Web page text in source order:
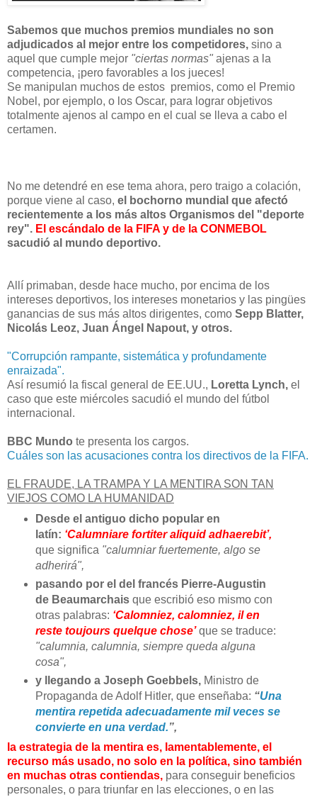
Sabemos que muchos premios mundiales no son
adjudicados al mejor entre los competidores, sino a
aquel que cumple mejor "ciertas normas" ajenas a la
competencia, ¡pero favorables a los jueces!
Se manipulan muchos de estos premios, como el Premio
Nobel, por ejemplo, o los Oscar, para lograr objetivos
totalmente ajenos al campo en el cual se lleva a cabo el
certamen.
No me detendré en ese tema ahora, pero traigo a colación,
porque viene al caso, el bochorno mundial que afectó
recientemente a los más altos Organismos del "deporte
rey". El escándalo de la FIFA y de la CONMEBOL
sacudió al mundo deportivo.
Allí primaban, desde hace mucho, por encima de los
intereses deportivos, los intereses monetarios y las pingües
ganancias de sus más altos dirigentes, como Sepp Blatter,
Nicolás Leoz, Juan Ángel Napout, y otros.
"Corrupción rampante, sistemática y profundamente
enraizada".
Así resumió la fiscal general de EE.UU., Loretta Lynch, el
caso que este miércoles sacudió el mundo del fútbol
internacional.
BBC Mundo te presenta los cargos.
Cuáles son las acusaciones contra los directivos de la FIFA.
EL FRAUDE, LA TRAMPA Y LA MENTIRA SON TAN
VIEJOS COMO LA HUMANIDAD
Desde el antiguo dicho popular en
latín: ‘Calumniare fortiter aliquid adhaerebit’,
que significa "calumniar fuertemente, algo se
adherirá",
pasando por el del francés Pierre-Augustin
de Beaumarchaisque escribió eso mismo con
otras palabras: ‘Calomniez, calomniez, il en
reste toujours quelque chose’ que se traduce:
"calumnia, calumnia, siempre queda alguna
cosa",
y llegando a Joseph Goebbels,Ministro de
Propaganda de Adolf Hitler, que enseñaba: “Una
mentira repetida adecuadamente mil veces se
convierte en una verdad.”,
la estrategia de la mentira es, lamentablemente, el
recurso más usado, no solo en la política, sino también
en muchas otras contiendas, para conseguir beneficios
personales, o para triunfar en las elecciones, o en las